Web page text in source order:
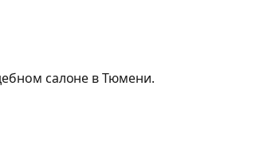
салоне в Тюмени.